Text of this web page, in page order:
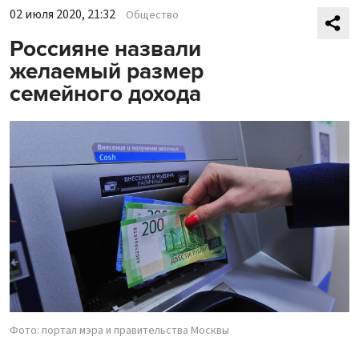
02 июля 2020, 21:32 Общество
Россияне назвали
желаемый размер
семейного дохода
Фото: портал мэра и правительства Москвы